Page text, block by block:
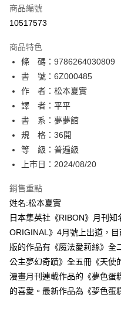
超商取貨付款
相關說明
【關於「AFTEE先享後付」】
AFTEE先享後付是「在收到商品
便利好安心！
１．簡單：不需註冊會員、不需綁
２．便利：只要手機號碼，簡訊認
３．安心：先確認商品／服務後，
【「AFTEE先享後付」結帳流程】
１．於結帳方式選擇「AFTEE先
結帳頁面，進行簡訊認證並確認
２．訂單成立數日內，您將收到繳
ATM／網路銀行／等多元方式進行
※ 請注意：結帳手續完成當下不
購買商品的店家。未經商家同意
後付繳納相關費用。
※ 交易是否成功請以「AFTEE先
是否繳費成功／繳費後需取消欲
【注意事項】
１．透過由恩沛科技股份有限公
易，需依本服務之必要範圍內提
ATM付款
運送方式
全家取貨付款
每筆NT$80，滿NT$500(含以
付款後全家取貨
每筆NT$80，滿NT$500(含以
付款後萊爾富取貨
每筆NT$80，滿NT$500(含以
7-11取貨付款
每筆NT$80，滿NT$500(含以
商品編號
10517573
商品特色
條 碼：9786264030809
書 號：6Z000485
作 者：松本夏實
譯 者：平平
書 系：夢夢館
規 格：36開
等 級：普遍級
上市日：2024/08/20
銷售重點
姓名:松本夏實
日本集英社《RIBON》月刊
ORIGINAL》4月號上出道，
版的作品有《魔法愛莉絲》全
公主夢幻奇蹟》全五冊《天使
漫畫月刊連載作品的《夢色蛋
的喜愛。最新作品為《夢色蛋